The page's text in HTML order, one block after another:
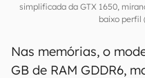
simplificada da GTX 1650,
baixo perfil
Nas memórias, o
GB de RAM GDDR6,